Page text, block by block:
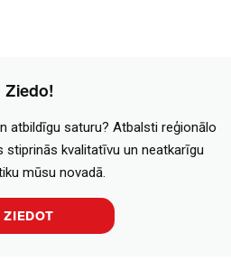
Ziedo!
atbildīgu saturu? Atbalsti reģionālo
stiprinās kvalitatīvu un neatkarīgu
mūsu novadā.
ZIEDOT